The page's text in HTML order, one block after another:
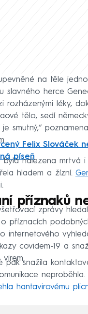
na těle
slavného herce
rozházenými léky,
tělo, sedí
je smutný,“
Felix Slováček
píseň
nalezena mrtvá
hladem a žízní.
příznaků
zprávy
příznacích
internetového
covidem-19 a
virem.
pak snažila
hantavirovému